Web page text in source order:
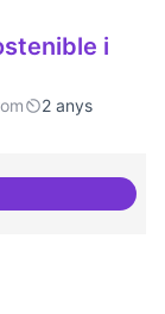
2 anys
Comunitat